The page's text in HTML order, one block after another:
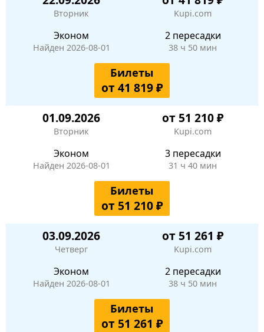
Вторник Kupi.com
Эконом
Найден 2026-08-01
2 пересадки
38 ч 50 мин
Билеты
от 41 819 ₽
01.09.2026
Вторник
от 51 210 ₽
Kupi.com
Эконом
Найден 2026-08-01
3 пересадки
31 ч 40 мин
Билеты
от 51 210 ₽
03.09.2026
Четверг
от 51 261 ₽
Kupi.com
Эконом
Найден 2026-08-01
2 пересадки
38 ч 50 мин
Билеты
от 51 261 ₽